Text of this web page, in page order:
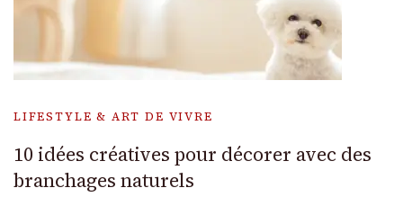
LIFESTYLE & ART DE VIVRE
10 idées créatives pour décorer avec des
branchages naturels